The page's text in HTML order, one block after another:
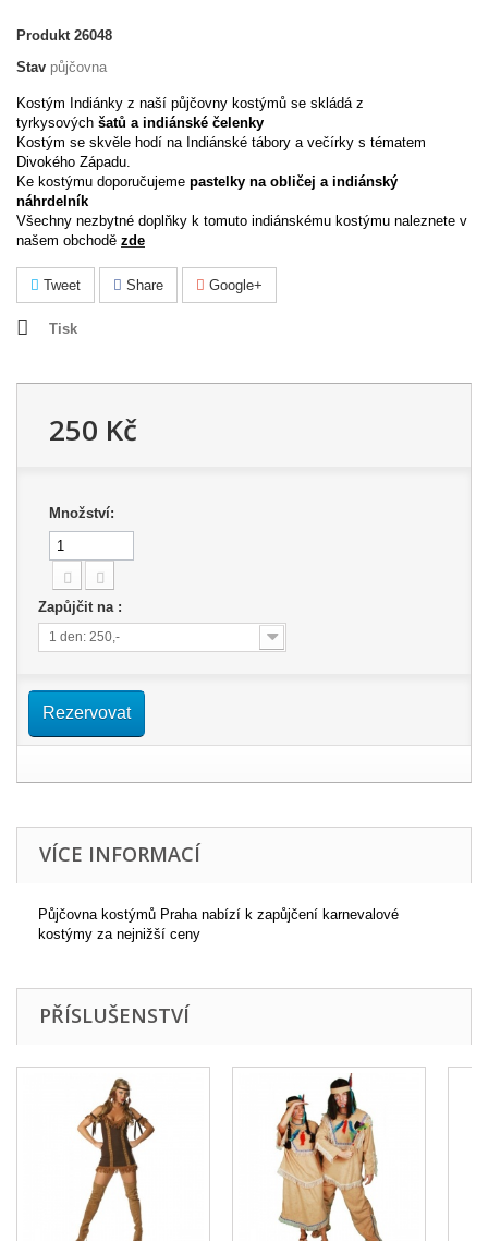
Produkt 26048
Stav půjčovna
Kostým Indiánky z naší půjčovny kostýmů se skládá z
tyrkysových šatů a indiánské čelenky
Kostým se skvěle hodí na Indiánské tábory a večírky s tématem
Divokého Západu.
Ke kostýmu doporučujeme pastelky na obličej a indiánský
náhrdelník
Všechny nezbytné doplňky k tomuto indiánskému kostýmu naleznete v
našem obchodě zde
Tweet Share Google+
Tisk
250 Kč
Množství:
Zapůjčit na :
1 den: 250,-
Rezervovat
VÍCE INFORMACÍ
Půjčovna kostýmů Praha nabízí k zapůjčení karnevalové
kostýmy za nejnižší ceny
PŘÍSLUŠENSTVÍ